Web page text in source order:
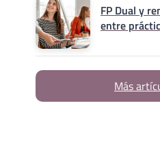
FP Dual y
entre
Más